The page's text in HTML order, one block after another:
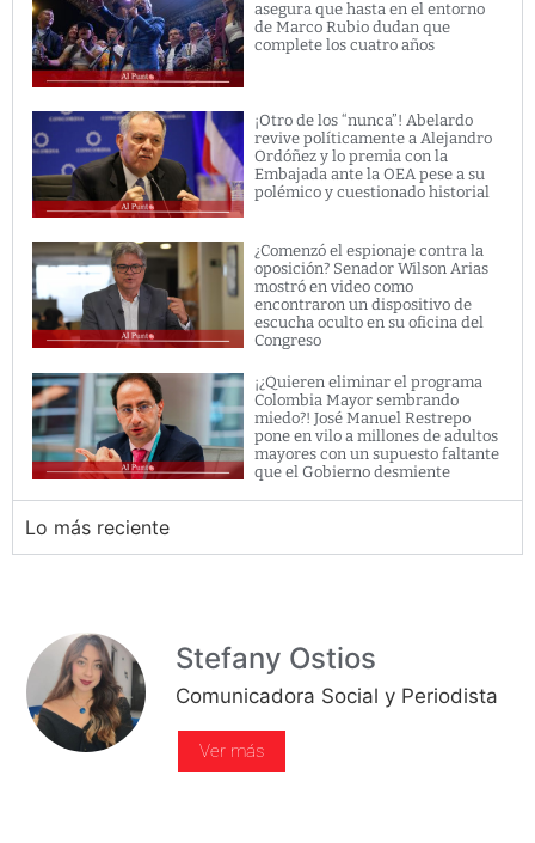
asegura que hasta en el entorno
de Marco Rubio dudan que
complete los cuatro años
¡Otro de los “nunca”! Abelardo
revive políticamente a Alejandro
Ordóñez y lo premia con la
Embajada ante la OEA pese a su
polémico y cuestionado historial
¿Comenzó el espionaje contra la
oposición? Senador Wilson Arias
mostró en video como
encontraron un dispositivo de
escucha oculto en su oficina del
Congreso
¡¿Quieren eliminar el programa
Colombia Mayor sembrando
miedo?! José Manuel Restrepo
pone en vilo a millones de adultos
mayores con un supuesto faltante
que el Gobierno desmiente
Lo más reciente
Stefany Ostios
Comunicadora Social y Periodista
Ver más